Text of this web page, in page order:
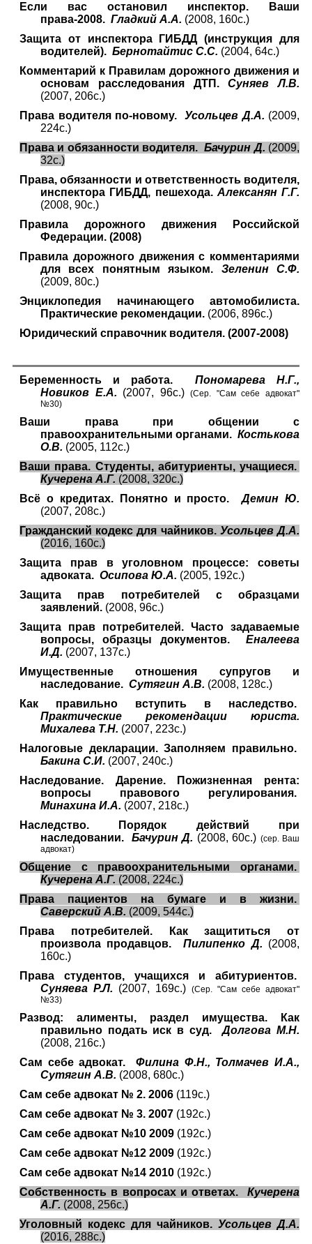
Если вас остановил инспектор. Ваши
права-2008. Гладкий А.А. (2008, 160с.)
Защита от инспектора ГИБДД (инструкция для
водителей). Бернотайтис С.С. (2004, 64с.)
Комментарий к Правилам дорожного движения и
основам расследования ДТП.Суняев Л.В.
(2007, 206с.)
Права водителя по-новому. Усольцев Д.А. (2009,
224с.)
Права и обязанности водителя.Бачурин Д. (2009,
32с.)
Права, обязанности и ответственность водителя,
инспектора ГИБДД, пешехода. Алексанян Г.Г.
(2008, 90с.)
Правила дорожного движения Российской
Федерации. (2008)
Правила дорожного движения с комментариями
для всех понятным языком. Зеленин С.Ф.
(2009, 80с.)
Энциклопедия начинающего автомобилиста.
Практические рекомендации. (2006, 896с.)
Юридический справочник водителя. (2007-2008)
Беременность и работа. Пономарева Н.Г.,
Новиков Е.А. (2007, 96с.)(Сер. "Сам себе адвокат"
№30)
Ваши права при общении с
правоохранительными органами. Костькова
О.В. (2005, 112с.)
Ваши права. Студенты, абитуриенты, учащиеся.
Кучерена А.Г. (2008, 320с.)
Всё о кредитах. Понятно и просто.Демин Ю.
(2007, 208с.)
Гражданский кодекс для чайников. Усольцев Д.А.
(2016, 160с.)
Защита прав в уголовном процессе: советы
адвоката. Осипова Ю.А. (2005, 192с.)
Защита прав потребителей с образцами
заявлений. (2008, 96с.)
Защита прав потребителей. Часто задаваемые
вопросы, образцы документов. Еналеева
И.Д. (2007, 137с.)
Имущественные отношения супругов и
наследование. Сутягин А.В. (2008, 128с.)
Как правильно вступить в наследство.
Практические рекомендации юриста.
Михалева Т.Н. (2007, 223с.)
Налоговые декларации. Заполняем правильно.
Бакина С.И. (2007, 240с.)
Наследование. Дарение. Пожизненная рента:
вопросы правового регулирования.
Минахина И.А. (2007, 218с.)
Наследство. Порядок действий при
наследовании. Бачурин Д. (2008, 60с.) (сер. Ваш
адвокат)
Общение с правоохранительными органами.
Кучерена А.Г. (2008, 224с.)
Права пациентов на бумаге и в жизни.
Саверский А.В. (2009, 544с.)
Права потребителей. Как защититься от
произвола продавцов.Пилипенко Д. (2008,
160с.)
Права студентов, учащихся и абитуриентов.
Суняева Р.Л. (2007, 169с.) (Сер. "Сам себе адвокат"
№33)
Развод: алименты, раздел имущества. Как
правильно подать иск в суд.Долгова М.Н.
(2008, 216с.)
Сам себе адвокат.Филина Ф.Н., Толмачев И.А.,
Сутягин А.В. (2008, 680c.)
Сам себе адвокат № 2. 2006 (119с.)
Сам себе адвокат № 3. 2007 (192с.)
Сам себе адвокат №10 2009 (192с.)
Сам себе адвокат №12 2009 (192с.)
Сам себе адвокат №14 2010 (192с.)
Собственность в вопросах и ответах. Кучерена
А.Г. (2008, 256с.)
Уголовный кодекс для чайников. Усольцев Д.А.
(2016, 288с.)